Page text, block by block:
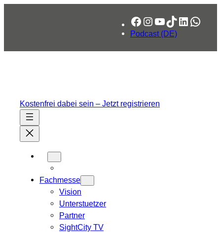
Facebook
Instagram
YouTube
TikTok
LinkedIn
Podcast (DE)
Kostenfrei dabei sein – Jetzt registrieren
Fachmesse
Vision
Unterstuetzer
Partner
SightCity TV